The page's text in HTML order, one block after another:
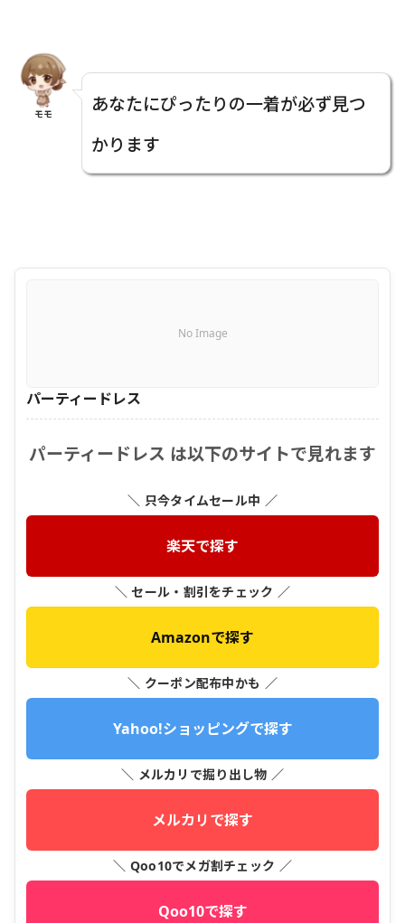
モモ
あなたにぴったりの一着が必ず見つ
かります
No Image
パーティードレス
パーティードレス は以下のサイトで見れます
＼ 只今タイムセール中 ／
楽天で探す
＼ セール・割引をチェック ／
Amazonで探す
＼ クーポン配布中かも ／
Yahoo!ショッピングで探す
＼ メルカリで掘り出し物 ／
メルカリで探す
＼ Qoo10でメガ割チェック ／
Qoo10で探す